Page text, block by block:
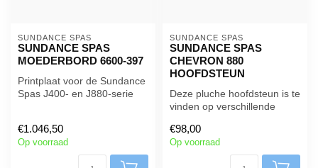
SUNDANCE SPAS
SUNDANCE SPAS
MOEDERBORD 6600-397
Printplaat voor de Sundance
Spas J400- en J880-serie
€1.046,50
Op voorraad
SUNDANCE SPAS
SUNDANCE SPAS
CHEVRON 880
HOOFDSTEUN
Deze pluche hoofdsteun is te
vinden op verschillende
ui...
€98,00
Op voorraad